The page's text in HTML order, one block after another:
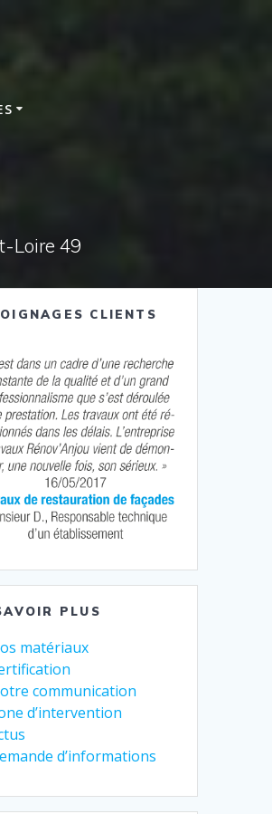
Loire 49
CLIENTS
PLUS
matériaux
communication
d’intervention
d’informations